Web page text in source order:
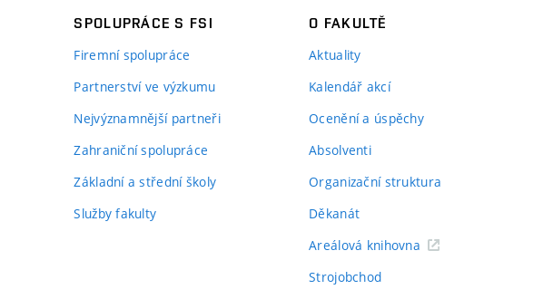
SPOLUPRÁCE S FSI
Firemní spolupráce
Partnerství ve výzkumu
Nejvýznamnější partneři
Zahraniční spolupráce
Základní a střední školy
Služby fakulty
O FAKULTĚ
Aktuality
Kalendář akcí
Ocenění a úspěchy
Absolventi
Organizační struktura
Děkanát
Areálová knihovna
Strojobchod